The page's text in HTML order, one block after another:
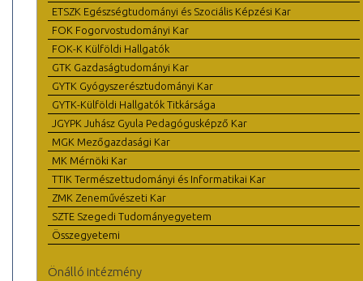
ETSZK Egészségtudományi és Szociális Képzési Kar
FOK Fogorvostudományi Kar
FOK-K Külföldi Hallgatók
GTK Gazdaságtudományi Kar
GYTK Gyógyszerésztudományi Kar
GYTK-Külföldi Hallgatók Titkársága
JGYPK Juhász Gyula Pedagógusképző Kar
MGK Mezőgazdasági Kar
MK Mérnöki Kar
TTIK Természettudományi és Informatikai Kar
ZMK Zeneművészeti Kar
SZTE Szegedi Tudományegyetem
Összegyetemi
Önálló intézmény